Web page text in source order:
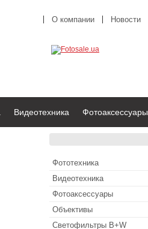
О компании Новости
Видеотехника Фотоаксессуары
Фототехника
Видеотехника
Фотоаксессуары
Объективы
Светофильтры B+W